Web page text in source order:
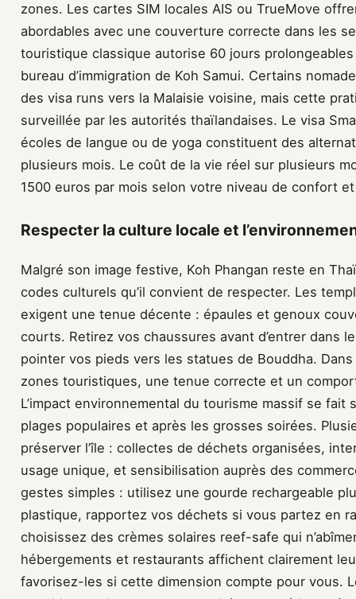
zones. Les cartes SIM locales AIS ou TrueMove
abordables avec une couverture correcte dans les
touristique classique autorise 60 jours
bureau d’immigration de Koh Samui. Certains
des visa runs vers la Malaisie voisine, mais cette
surveillée par les autorités thaïlandaises. Le visa
écoles de langue ou de yoga constituent des
plusieurs mois. Le coût de la vie réel sur plusieurs
1500 euros par mois selon votre niveau de confort
Respecter la culture locale et
Malgré son image festive, Koh Phangan reste en
codes culturels qu’il convient de respecter. Les
exigent une tenue décente : épaules et genoux
courts. Retirez vos chaussures avant d’entrer dans
pointer vos pieds vers les statues de Bouddha.
zones touristiques, une tenue correcte et un
L’impact environnemental du tourisme massif se
plages populaires et après les grosses soirées.
préserver l’île : collectes de déchets organisées,
usage unique, et sensibilisation auprès des
gestes simples : utilisez une gourde rechargeable
plastique, rapportez vos déchets si vous partez en
choisissez des crèmes solaires reef-safe qui
hébergements et restaurants affichent clairement
favorisez-les si cette dimension compte pour vous.